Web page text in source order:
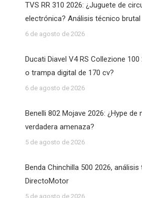
TVS RR 310 2026: ¿Juguete de
electrónica? Análisis técnico brutal
6 de agosto de 2026
Ducati Diavel V4 RS Collezione 100
o trampa digital de 170 cv?
6 de agosto de 2026
Benelli 802 Mojave 2026: ¿Hype de
verdadera amenaza?
5 de agosto de 2026
Benda Chinchilla 500 2026,
DirectoMotor
5 de agosto de 2026